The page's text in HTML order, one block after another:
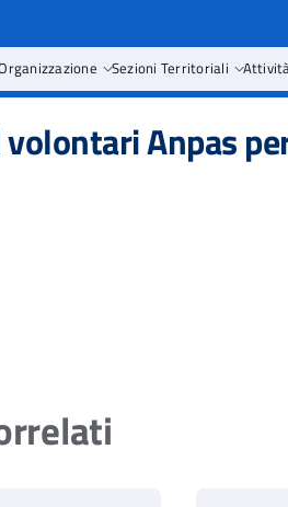
Sezioni Territoriali
Anpas